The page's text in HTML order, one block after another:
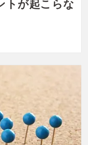
トが起こらな